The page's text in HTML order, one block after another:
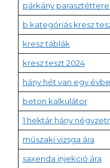
párkány
b kategóriás kresz
kresz táblák
kresz teszt 2024
hány hét van egy
beton kalkulátor
1 hektár hány
műszaki vizsga ára
saxenda injekció ára